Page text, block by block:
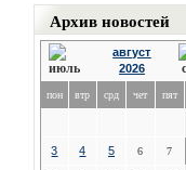
Архив новостей
август
2026
пон втр срд чет пят
3 4 5 6 7